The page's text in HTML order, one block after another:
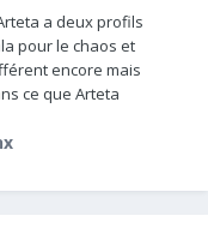
a deux profils
pour le chaos et
encore mais
ce que Arteta